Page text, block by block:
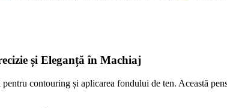
și Eleganță în Machiaj
pentru contouring și aplicarea fondului de ten. Această